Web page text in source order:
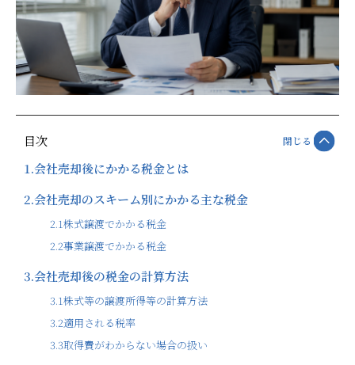
目次 閉じる
1.会社売却後にかかる税金とは
2.会社売却のスキーム別にかかる主な税金
2.1株式譲渡でかかる税金
2.2事業譲渡でかかる税金
3.会社売却後の税金の計算方法
3.1株式等の譲渡所得等の計算方法
3.2適用される税率
3.3取得費がわからない場合の扱い